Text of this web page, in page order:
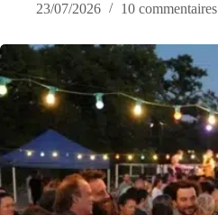
23/07/2026
10 commentaires